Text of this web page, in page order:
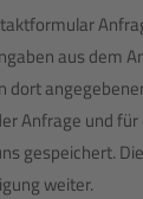
aus dem
dort
Anfrage und für
gespeichert.
weiter.